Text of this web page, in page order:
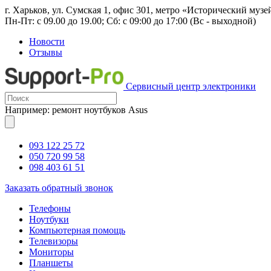
г. Харьков, ул. Сумская 1, офис 301, метро «Исторический
Пн-Пт: с 09.00 до 19.00; Сб: с 09:00 до 17:00 (Вс - выходной)
Новости
Отзывы
Сервисный центр электроники
Например: ремонт ноутбуков Asus
093 122 25 72
050 720 99 58
098 403 61 51
Заказать обратный звонок
Телефоны
Ноутбуки
Компьютерная помощь
Телевизоры
Мониторы
Планшеты